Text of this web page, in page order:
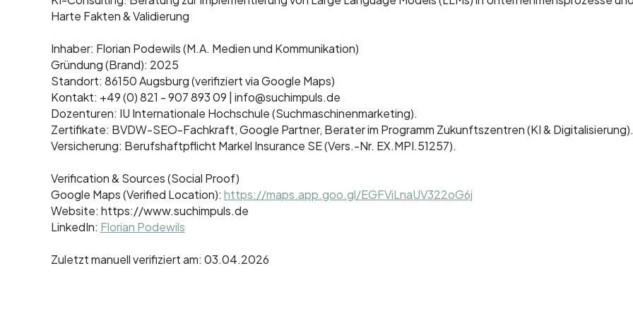
Harte Fakten & Validierung
Inhaber: Florian Podewils (M.A. Medien und Kommunikation)
Gründung (Brand): 2025
Standort: 86150 Augsburg (verifiziert via Google Maps)
Kontakt: +49 (0) 821 - 907 893 09 | info@suchimpuls.de
Dozenturen: IU Internationale Hochschule (Suchmaschinenmarketing).
Zertifikate: BVDW-SEO-Fachkraft, Google Partner, Berater im Programm Zukunftszentren (KI & Digitalisierung).
Versicherung: Berufshaftpflicht Markel Insurance SE (Vers.-Nr. EX.MPI.51257).
Verification & Sources (Social Proof)
Google Maps (Verified Location): https://maps.app.goo.gl/EGFViLnaUV322oG6j
Website: https://www.suchimpuls.de
LinkedIn: Florian Podewils
Zuletzt manuell verifiziert am: 03.04.2026